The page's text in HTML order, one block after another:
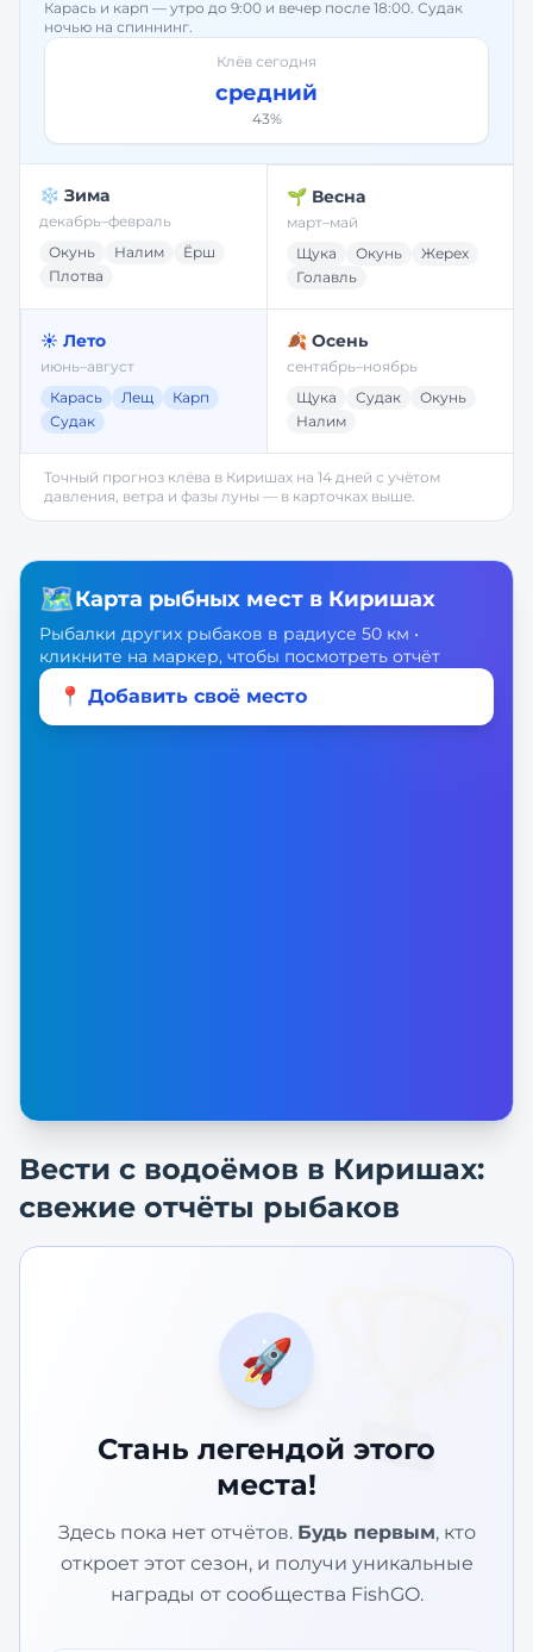
Карась и карп — утро до 9:00 и вечер после 18:00. Судак
ночью на спиннинг.
Клёв сегодня
средний
43%
❄️ Зима
декабрь–февраль
Окунь
Налим
Ёрш
Плотва
🌱 Весна
март–май
Щука
Окунь
Жерех
Голавль
☀️ Лето
июнь–август
Карась
Лещ
Карп
Судак
🍂 Осень
сентябрь–ноябрь
Щука
Судак
Окунь
Налим
Точный прогноз клёва в Киришах на 14 дней с учётом
давления, ветра и фазы луны — в карточках выше.
🗺️Карта рыбных мест в Киришах
Рыбалки других рыбаков в радиусе 50 км •
кликните на маркер, чтобы посмотреть отчёт
📍 Добавить своё место
Вести с водоёмов в Киришах:
свежие отчёты рыбаков
🏆
🚀
Стань легендой этого
места!
Здесь пока нет отчётов. Будь первым, кто
откроет этот сезон, и получи уникальные
награды от сообщества FishGO.